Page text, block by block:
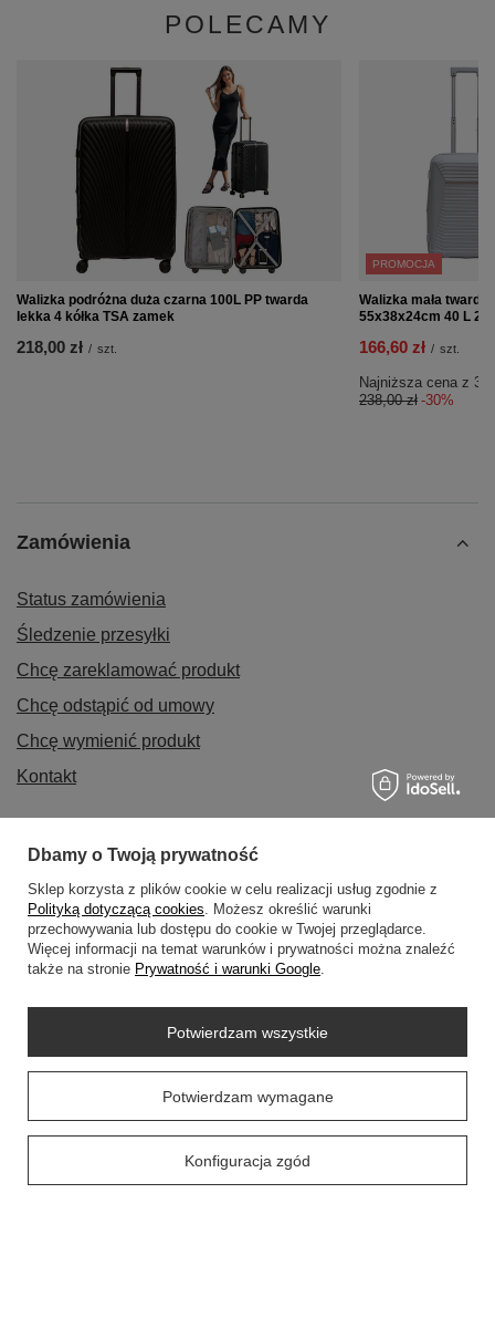
POLECAMY
Walizka podróżna duża czarna 100L PP twarda
lekka 4 kółka TSA zamek
218,00 zł / szt.
PROMOCJA
Walizka mała
55x38x24cm 40 L 2,8
166,60 zł / szt.
Najniższa cena z
238,00 zł -30%
Zamówienia
Status zamówienia
Śledzenie przesyłki
Chcę zareklamować produkt
Chcę odstąpić od umowy
Chcę wymienić produkt
Kontakt
Konto
Regulaminy
Dbamy o Twoją prywatność
Sklep korzysta z plików cookie w celu realizacji usług zgodnie z
Polityką dotyczącą cookies. Możesz określić warunki
przechowywania lub dostępu do cookie w Twojej przeglądarce.
Więcej informacji na temat warunków i prywatności można znaleźć
także na stronie Prywatność i warunki Google.
Potwierdzam wymagane
Konfiguracja zgód
Potwierdzam wszystkie